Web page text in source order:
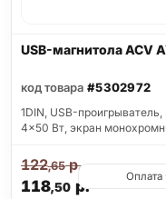
USB-магнитола ACV
код товара #5302972
1DIN, USB-
4x50 Вт, экран
118,50р.
122,65р.
Оплата